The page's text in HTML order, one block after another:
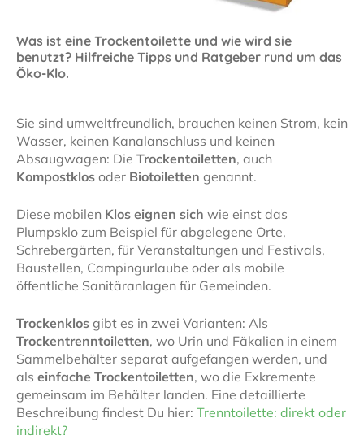
Was ist eine Trockentoilette und wie wird sie
benutzt? Hilfreiche Tipps und Ratgeber rund um das
Öko-Klo.
Sie sind umweltfreundlich, brauchen keinen Strom, kein
Wasser, keinen Kanalanschluss und keinen
Absaugwagen: Die Trockentoiletten, auch
Kompostklos oder Biotoiletten genannt.
Diese mobilen Klos eignen sich wie einst das
Plumpsklo zum Beispiel für abgelegene Orte,
Schrebergärten, für Veranstaltungen und Festivals,
Baustellen, Campingurlaube oder als mobile
öffentliche Sanitäranlagen für Gemeinden.
Trockenklos gibt es in zwei Varianten: Als
Trockentrenntoiletten, wo Urin und Fäkalien in einem
Sammelbehälter separat aufgefangen werden, und
als einfache Trockentoiletten, wo die Exkremente
gemeinsam im Behälter landen. Eine detaillierte
Beschreibung findest Du hier: Trenntoilette: direkt oder
indirekt?